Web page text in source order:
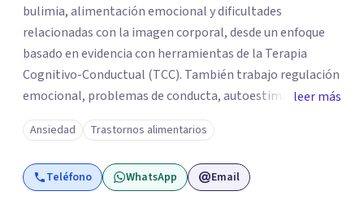
bulimia, alimentación emocional y dificultades
relacionadas con la imagen corporal, desde un enfoque
basado en evidencia con herramientas de la Terapia
Cognitivo-Conductual (TCC). También trabajo regulación
emocional, problemas de conducta, autoestima y
desarrollo de habilidades sociales y emocionales en
población infantil y juvenil. Me mantengo en constante
formación y actualización para brindar el
acompañamiento más efectivo a cada persona. Ofrezco
leer más
Ansiedad Trastornos alimentarios
Teléfono WhatsApp Email